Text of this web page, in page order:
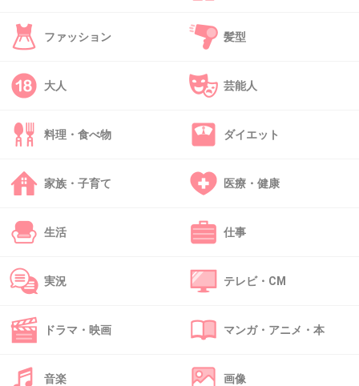
ファッション 髪型
大人 芸能人
料理・食べ物 ダイエット
家族・子育て 医療・健康
生活 仕事
実況 テレビ・CM
ドラマ・映画 マンガ・アニメ・本
音楽 画像